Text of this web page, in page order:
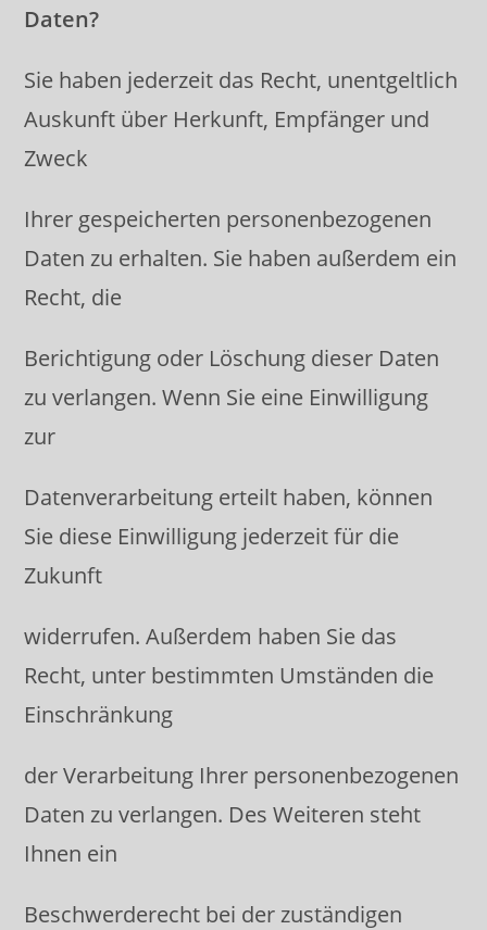
Daten?
Sie haben jederzeit das Recht, unentgeltlich
Auskunft über Herkunft, Empfänger und
Zweck
Ihrer gespeicherten personenbezogenen
Daten zu erhalten. Sie haben außerdem ein
Recht, die
Berichtigung oder Löschung dieser Daten
zu verlangen. Wenn Sie eine Einwilligung
zur
Datenverarbeitung erteilt haben, können
Sie diese Einwilligung jederzeit für die
Zukunft
widerrufen. Außerdem haben Sie das
Recht, unter bestimmten Umständen die
Einschränkung
der Verarbeitung Ihrer personenbezogenen
Daten zu verlangen. Des Weiteren steht
Ihnen ein
Beschwerderecht bei der zuständigen